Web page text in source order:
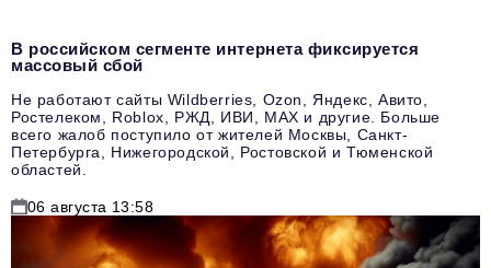
В российском сегменте интернета фиксируется
массовый сбой
Не работают сайты Wildberries, Ozon, Яндекс, Авито,
Ростелеком, Roblox, РЖД, ИВИ, MAX и другие. Больше
всего жалоб поступило от жителей Москвы, Санкт-
Петербурга, Нижегородской, Ростовской и Тюменской
областей.
06 августа 13:58